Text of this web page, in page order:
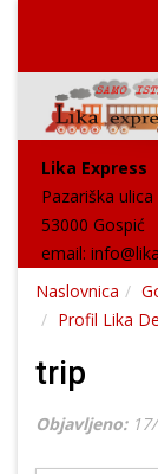
Lika Express
Pazariška ulica
53000 Gospić
email:
Naslovnica
Profil Lika
trip
Objavljeno: